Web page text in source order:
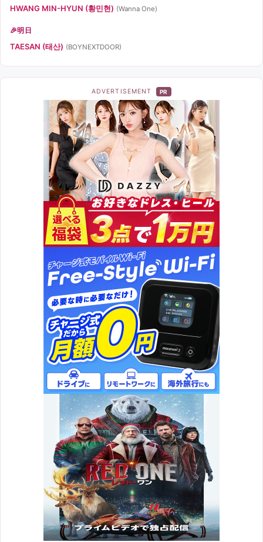
HWANG MIN-HYUN (황민현) (Wanna One)
明日
TAESAN (태산) (BOYNEXTDOOR)
ADVERTISEMENT PR